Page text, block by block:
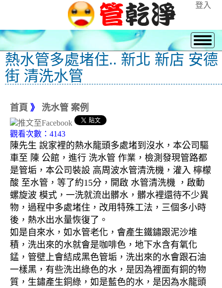
登入
熱水管多處堵住.. 新北 新店 安德
街 清洗水管
首頁 》 洗水管 案例
觀看次數：4143
陳先生 說家裡的熱水龍頭多處堵到沒水，本公司驅
車至 陳 公館，進行 洗水管 作業，檢測發現管路都
是管垢，本公司裝設 高周波水管清洗機，灌入 檸檬
酸 至水管，等了約15分，開啟 水管清洗機 ，啟動
螺旋波 模式，一洗就流出髒水，髒水裡還待不少異
物，過程中多處堵住，改用特殊工法，三個多小時
後，熱水出水量恢復了。
如是自來水，如水管老化，會產生鐵鏽跟泥沙堆
積，洗出來的水就會是咖啡色，地下水含有氧化
錳，管壁上會結成黑色管垢，洗出來的水會跟石油
一樣黑，有些洗出綠色的水，是因為裡面有銅的物
質，生鏽產生銅綠，如是藍色的水，是因為水龍頭